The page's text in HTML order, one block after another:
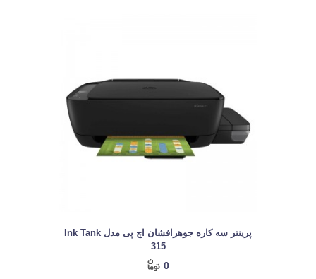
پرینتر سه کاره جوهرافشان اچ پی مدل Ink Tank
315
0